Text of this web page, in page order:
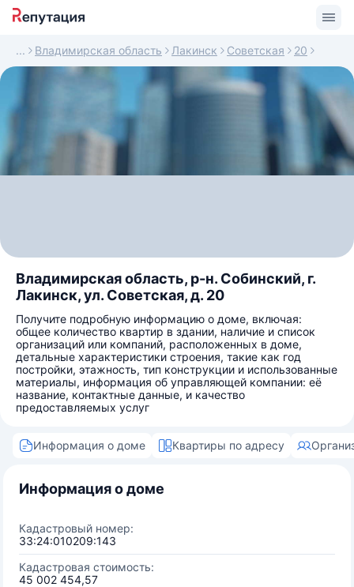
Владимирская область Лакинск Советская 20
Владимирская область, р-н. Собинский, г.
Лакинск, ул. Советская, д. 20
Получите подробную информацию о доме, включая:
общее количество квартир в здании, наличие и список
организаций или компаний, расположенных в доме,
детальные характеристики строения, такие как год
постройки, этажность, тип конструкции и использованные
материалы, информация об управляющей компании: её
название, контактные данные, и качество
предоставляемых услуг
Информация о доме Квартиры по адресу
Информация о доме
Кадастровый номер:
33:24:010209:143
Кадастровая стоимость:
45 002 454,57